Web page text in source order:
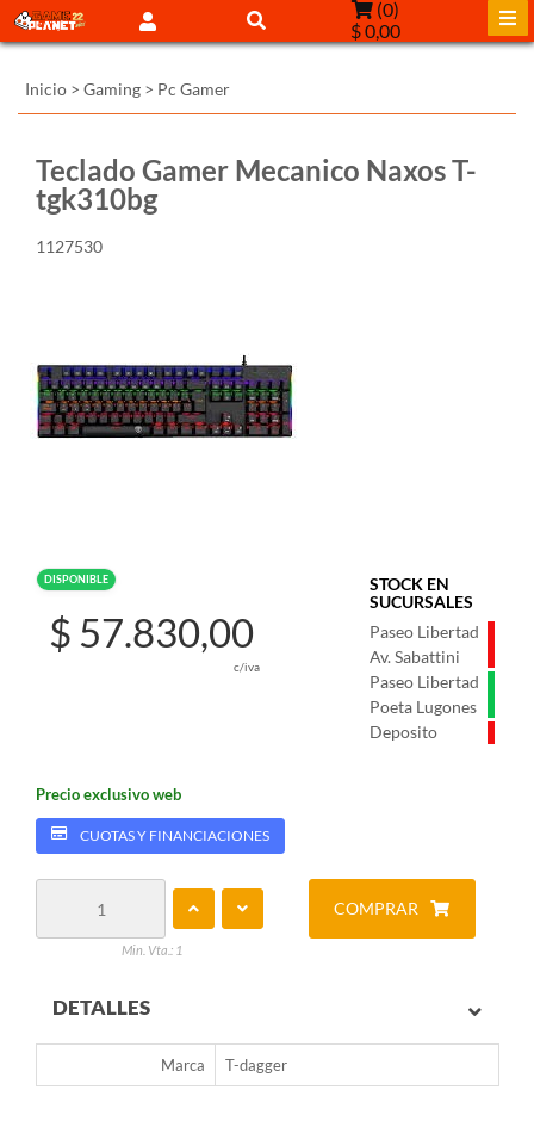
(0)
$ 0,00
Inicio > Gaming > Pc Gamer
Teclado Gamer Mecanico Naxos T-
tgk310bg
1127530
DISPONIBLE
STOCK EN
SUCURSALES
Paseo Libertad
Av. Sabattini
Paseo Libertad
Poeta Lugones
Deposito
$ 57.830,00
c/iva
Precio exclusivo web
CUOTAS Y FINANCIACIONES
Min. Vta.: 1
COMPRAR
DETALLES
Marca T-dagger